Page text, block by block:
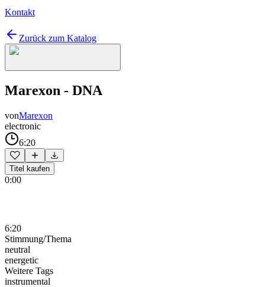
Kontakt
Zurück zum Katalog
Marexon - DNA
vonMarexon
electronic
6:20
Titel kaufen
0:00
6:20
Stimmung/Thema
neutral
energetic
Weitere Tags
instrumental